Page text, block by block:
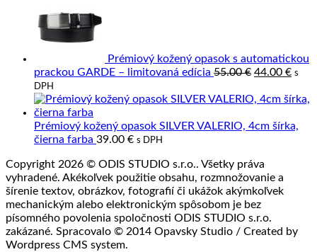
spracovanie
Prémiový kožený opasok s automatickou
prackou GARDE – limitovaná edícia 55.00€ Pôvodná
bola:
44.00 €
je:
s
DPH
Prémiový kožený opasok SILVER VALERIO, 4cm šírka,
čierna farba 39.00 € s DPH
Copyright 2026 © ODIS STUDIO s.r.o.. Všetky práva
vyhradené. Akékoľvek použitie obsahu, rozmnožovanie a
šírenie textov, obrázkov, fotografií či ukážok akýmkoľvek
mechanickým alebo elektronickým spôsobom je bez
písomného povolenia spoločnosti ODIS STUDIO s.r.o.
zakázané. Spracovalo © 2014 Opavsky Studio / Created by
Wordpress CMS system.